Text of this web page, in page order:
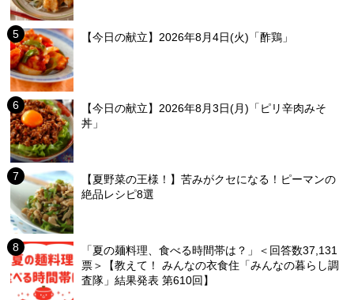
【今日の献立】2026年8月4日(火)「酢鶏」
【今日の献立】2026年8月3日(月)「ピリ辛肉みそ
丼」
【夏野菜の王様！】苦みがクセになる！ピーマンの
絶品レシピ8選
「夏の麺料理、食べる時間帯は？」＜回答数37,131
票＞【教えて！ みんなの衣食住「みんなの暮らし調
査隊」結果発表 第610回】